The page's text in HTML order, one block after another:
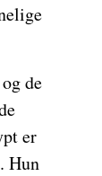
de
er
Hun